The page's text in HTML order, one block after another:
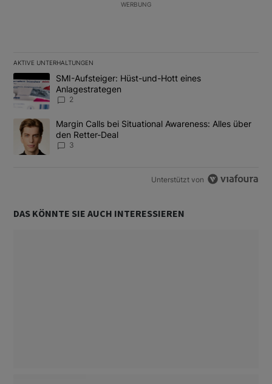
WERBUNG
AKTIVE UNTERHALTUNGEN
Das Folgende ist eine Liste der am meisten kommentierten
Ein Trendartikel mit dem Titel "SMI-Aufsteiger: Hüst-und-Hott
SMI-Aufsteiger: Hüst-und-Hott eines
Anlagestrategen
2
Ein Trendartikel mit dem Titel "Margin Calls bei Situational
Margin Calls bei Situational Awareness: Alles über
den Retter-Deal
3
Unterstützt von
DAS KÖNNTE SIE AUCH INTERESSIEREN